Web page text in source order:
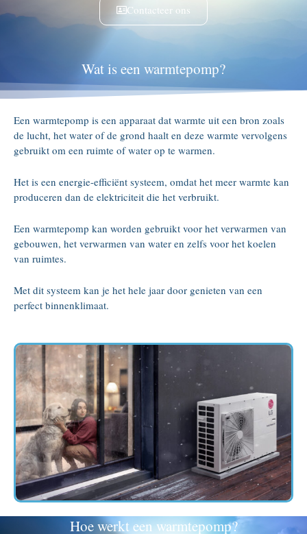
Contacteer ons
Wat is een warmtepomp?
Een warmtepomp is een apparaat dat warmte uit een bron zoals
de lucht, het water of de grond haalt en deze warmte vervolgens
gebruikt om een ruimte of water op te warmen.
Het is een energie-efficiënt systeem, omdat het meer warmte kan
produceren dan de elektriciteit die het verbruikt.
Een warmtepomp kan worden gebruikt voor het verwarmen van
gebouwen, het verwarmen van water en zelfs voor het koelen
van ruimtes.
Met dit systeem kan je het hele jaar door genieten van een
perfect binnenklimaat.
Hoe werkt een warmtepomp?